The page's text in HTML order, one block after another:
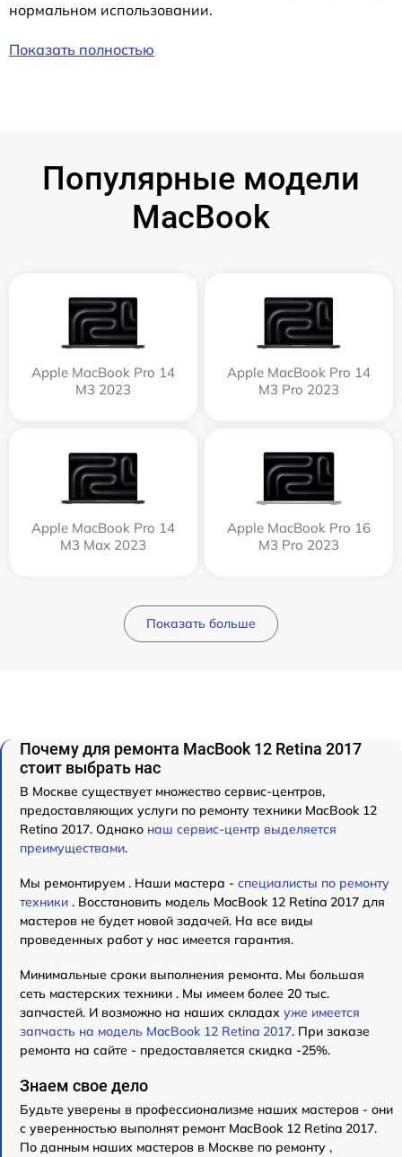
нормальном использовании.
Показать полностью
Популярные модели
MacBook
Apple MacBook Pro 14
M3 2023
Apple MacBook Pro 14
M3 Pro 2023
Apple MacBook Pro 14
M3 Max 2023
Apple MacBook Pro 16
M3 Pro 2023
Показать больше
Почему для ремонта MacBook 12 Retina 2017
стоит выбрать нас
В Москве существует множество сервис-центров,
предоставляющих услуги по ремонту техники MacBook 12
Retina 2017. Однако наш сервис-центр выделяется
преимуществами.
Мы ремонтируем . Наши мастера - специалисты по ремонту
техники . Восстановить модель MacBook 12 Retina 2017 для
мастеров не будет новой задачей. На все виды
проведенных работ у нас имеется гарантия.
Минимальные сроки выполнения ремонта. Мы большая
сеть мастерских техники . Мы имеем более 20 тыс.
запчастей. И возможно на наших складах уже имеется
запчасть на модель MacBook 12 Retina 2017. При заказе
ремонта на сайте - предоставляется скидка -25%.
Знаем свое дело
Будьте уверены в профессионализме наших мастеров - они
с уверенностью выполнят ремонт MacBook 12 Retina 2017.
По данным наших мастеров в Москве по ремонту ,